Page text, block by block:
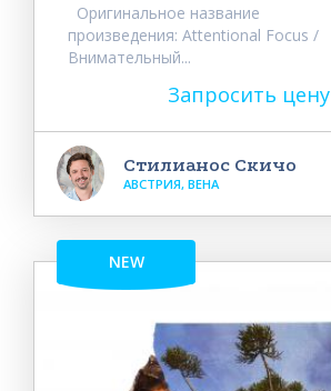
Оригинальное название
произведения: Attentional Focus /
Внимательный...
Запросить цену
Стилианос Скичо
АВСТРИЯ, ВЕНА
NEW